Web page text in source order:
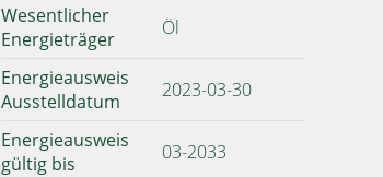
Wesentlicher
Energieträger
Öl
Energieausweis
Ausstelldatum
2023-03-30
Energieausweis
gültig bis
03-2033